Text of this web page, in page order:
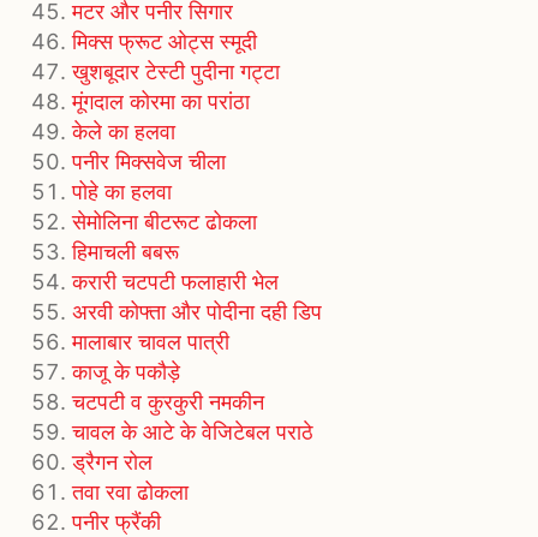
मटर और पनीर सिगार
मिक्स फ्रूट ओट्स स्मूदी
खुशबूदार टेस्टी पुदीना गट्टा
मूंगदाल कोरमा का परांठा
केले का हलवा
पनीर मिक्सवेज चीला
पोहे का हलवा
सेमोलिना बीटरूट ढोकला
हिमाचली बबरू
करारी चटपटी फलाहारी भेल
अरवी कोफ्ता और पोदीना दही डिप
मालाबार चावल पात्री
काजू के पकौड़े
चटपटी व कुरकुरी नमकीन
चावल के आटे के वेजिटेबल पराठे
ड्रैगन रोल
तवा रवा ढोकला
पनीर फ्रैंकी